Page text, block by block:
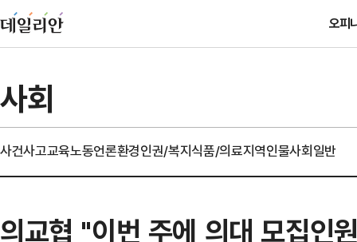
오피
사회
사건사고교육노동언론환경인권/복지식품/의료지역인물사회일반
의교협 "이번 주에 의대 모집